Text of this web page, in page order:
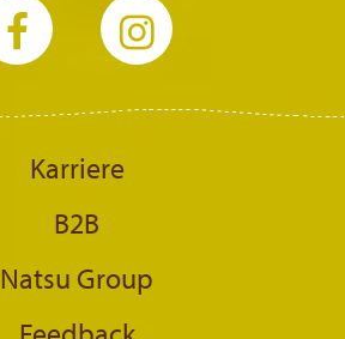
Karriere
B2B
Natsu Group